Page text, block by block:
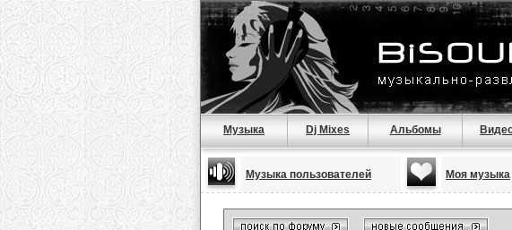
Музыка Dj Mixes Альбомы
Музыка пользователей Моя музыка